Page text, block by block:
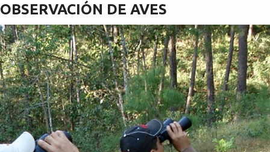
OBSERVACIÓN DE AVES